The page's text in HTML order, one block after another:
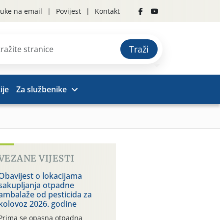
na email Povijest Kontakt
Traži
Za službenike
VIJESTI
o lokacijama
otpadne
od pesticida za
2026. godine
se opasna otpadna